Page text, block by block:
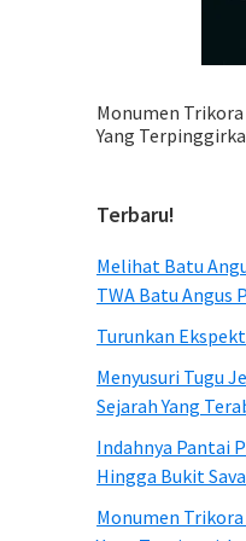
Monumen
Yang
Terbaru!
Melihat Batu
TWA Batu Angus
Turunkan
Menyusuri Tugu
Sejarah Yang
Indahnya Pantai
Hingga Bukit
Monumen